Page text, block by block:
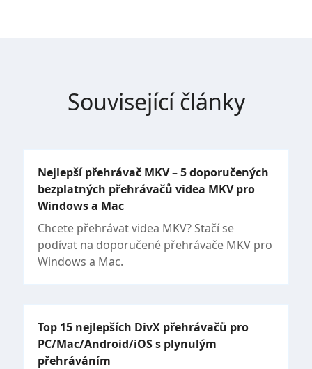
Související články
Nejlepší přehrávač MKV – 5 doporučených
bezplatných přehrávačů videa MKV pro
Windows a Mac
Chcete přehrávat videa MKV? Stačí se
podívat na doporučené přehrávače MKV pro
Windows a Mac.
Top 15 nejlepších DivX přehrávačů pro
PC/Mac/Android/iOS s plynulým
přehráváním